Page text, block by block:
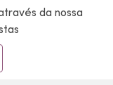
da nossa